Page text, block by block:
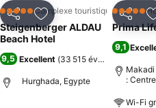
supermarché, ainsi que d'autres
de shopping. Selon les
personnes voyageant en voiture
parking (sans supplément). Les
service de sécurité fonctionnant
une assistance médicale, un
un service de réveil par
PartagerAjouter à mes favoris
5 Étoiles Complexe touristique
Steigenberger ALDAU
Beach Hotel
9,5 Excellent (33 515 évaluations
Hurghada, Egypte
5 Étoiles
Prima
9,1
Makadi
:
Wi-Fi